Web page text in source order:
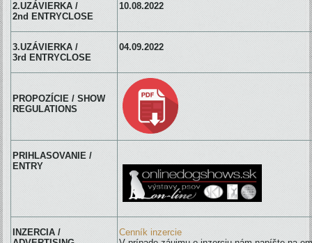
2.UZÁVIERKA /
2nd ENTRYCLOSE
10.08.2022
3.UZÁVIERKA /
3rd ENTRYCLOSE
04.09.2022
PROPOZÍCIE / SHOW
REGULATIONS
PRIHLASOVANIE /
ENTRY
INZERCIA /
Cenník inzercie